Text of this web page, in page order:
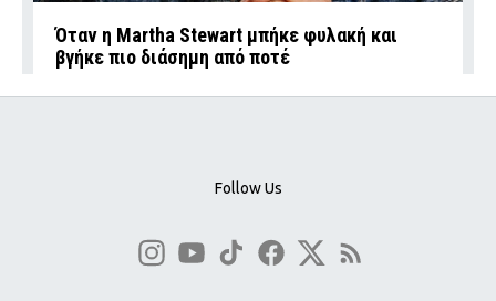
Όταν η Martha Stewart μπήκε φυλακή και
βγήκε πιο διάσημη από ποτέ
Follow Us